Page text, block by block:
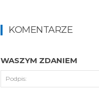
KOMENTARZE
WASZYM ZDANIEM